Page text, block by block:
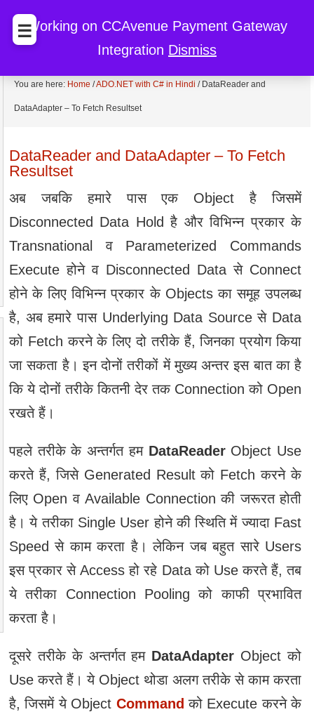
Working on CCAvenue Payment Gateway
Integration Dismiss
☰
BccFalna.com EBook Store My Cart
Discount
You are here: Home /ADO.NET with C# in Hindi /DataReader and
DataAdapter – To Fetch Resultset
DataReader and DataAdapter – To Fetch
Resultset
अब जबकि हमारे पास एक Object है जिसमें
Disconnected Data Hold है और विभिन्न प्रकार के
Transnational व Parameterized Commands
Execute होने व Disconnected Data से Connect
होने के लिए विभिन्न प्रकार के Objects का समूह उपलब्‍ध
है, अब हमारे पास Underlying Data Source से Data
को Fetch करने के लिए दो तरीके हैं, जिनका प्रयोग किया
जा सकता है। इन दोनों तरीकों में मुख्‍य अन्तर इस बात का है
कि ये दोनों तरीके कितनी देर तक Connection को Open
रखते हैं।
पहले तरीके के अन्तर्गत हम DataReaderObject Use
करते हैं, जिसे Generated Result को Fetch करने के
लिए Open व Available Connection की जरूरत होती
है। ये तरीका Single User होने की स्थिति में ज्यादा Fast
Speed से काम करता है। लेकिन जब बहुत सारे Users
इस प्रकार से Access हो रहे Data को Use करते हैं, तब
ये तरीका Connection Pooling को काफी प्रभावित
करता है।
दूसरे तरीके के अन्तर्गत हम DataAdapter Object को
Use करते हैं। ये Object थोडा अलग तरीके से काम करता
है, जिसमें ये Object Command को Execute करने के